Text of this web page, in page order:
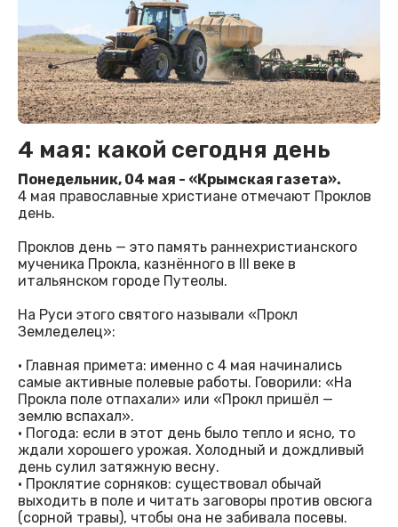
4 мая: какой сегодня день
Понедельник, 04 мая - «Крымская газета».
4 мая православные христиане отмечают Проклов
день.
Проклов день — это память раннехристианского
мученика Прокла, казнённого в III веке в
итальянском городе Путеолы.
На Руси этого святого называли «Прокл
Земледелец»:
· Главная примета: именно с 4 мая начинались
самые активные полевые работы. Говорили: «На
Прокла поле отпахали» или «Прокл пришёл —
землю вспахал».
· Погода: если в этот день было тепло и ясно, то
ждали хорошего урожая. Холодный и дождливый
день сулил затяжную весну.
· Проклятие сорняков: существовал обычай
выходить в поле и читать заговоры против овсюга
(сорной травы), чтобы она не забивала посевы.